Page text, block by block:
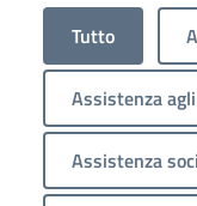
Tutto
Assistenza
Assistenza